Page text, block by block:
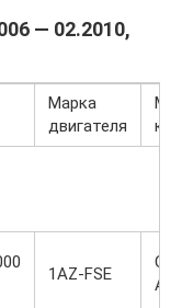
— 02.2010,
Марка
двигателя
1AZ-FSE